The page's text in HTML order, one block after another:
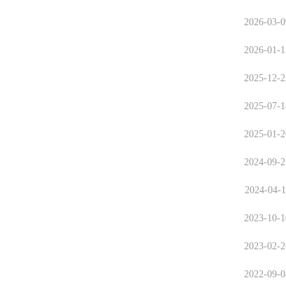
2026-03-
2026-01-
2025-12-
2025-07-
2025-01-
2024-09-
2024-04-
2023-10-
2023-02-
2022-09-